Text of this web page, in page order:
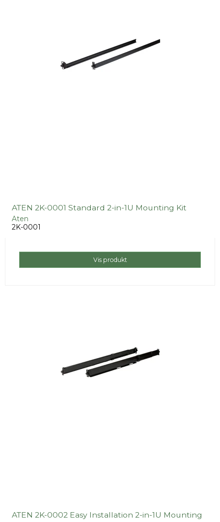
ATEN 2K-0001 Standard 2-in-1U Mounting Kit
Aten
2K-0001
Vis produkt
ATEN 2K-0002 Easy Installation 2-in-1U Mounting